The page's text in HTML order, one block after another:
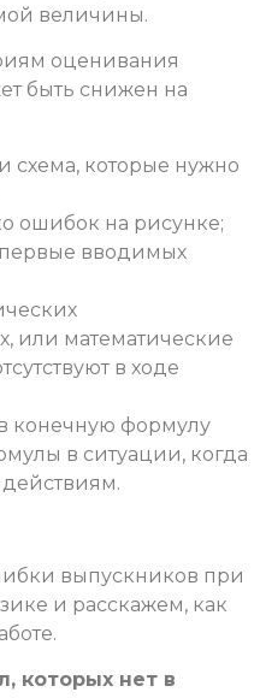
величины.
оценивания
быть снижен на
схема, которые нужно
ошибок на рисунке;
вводимых
или математические
в ходе
конечную формулу
в ситуации, когда
действиям.
выпускников при
и расскажем, как
которых нет в